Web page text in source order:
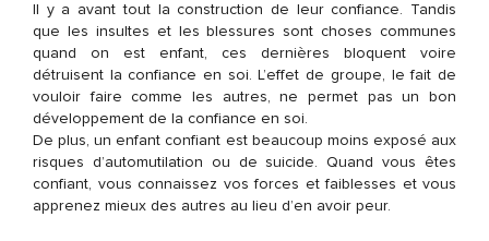
Il y a avant tout la construction de leur confiance. Tandis
que les insultes et les blessures sont choses communes
quand on est enfant, ces dernières bloquent voire
détruisent la confiance en soi. L’effet de groupe, le fait de
vouloir faire comme les autres, ne permet pas un bon
développement de la confiance en soi.
De plus, un enfant confiant est beaucoup moins exposé aux
risques d’automutilation ou de suicide. Quand vous êtes
confiant, vous connaissez vos forces et faiblesses et vous
apprenez mieux des autres au lieu d’en avoir peur.